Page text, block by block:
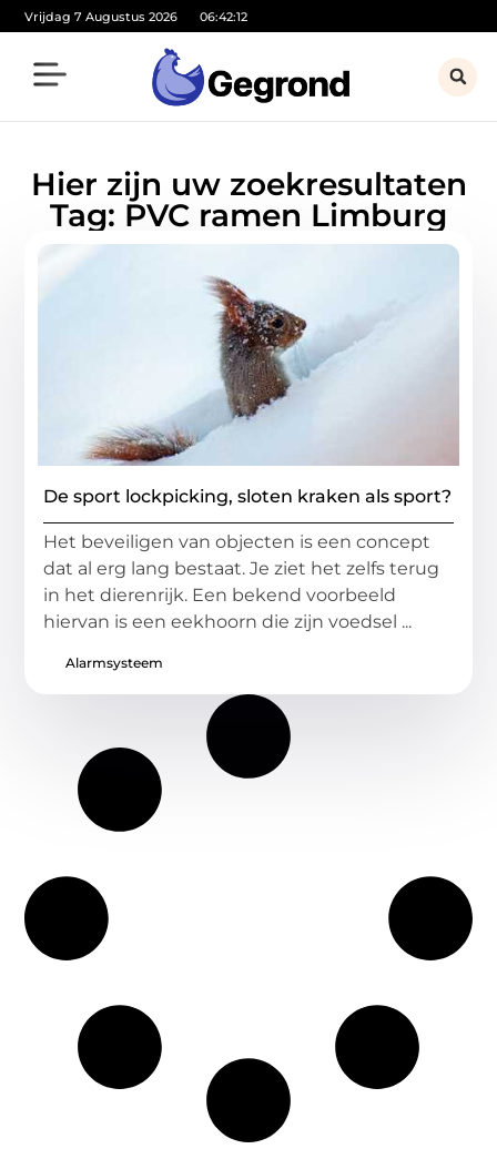
Vrijdag 7 Augustus 2026 06:42:12
Hier zijn uw zoekresultaten
Tag: PVC ramen Limburg
De sport lockpicking, sloten kraken als sport?
Het beveiligen van objecten is een concept
dat al erg lang bestaat. Je ziet het zelfs terug
in het dierenrijk. Een bekend voorbeeld
hiervan is een eekhoorn die zijn voedsel ...
Alarmsysteem